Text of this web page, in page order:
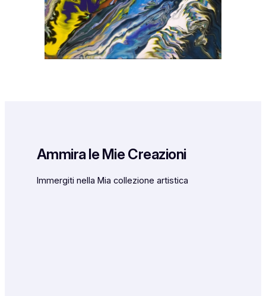
Ammira le Mie Creazioni
Immergiti nella Mia collezione artistica